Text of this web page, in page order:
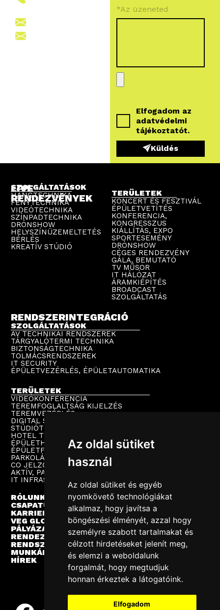
Az oldal sütiket
használ
Az oldal sütiket és egyéb
nyomkövető technológiákat
alkalmaz, hogy javítsa a
böngészési élményét, azzal hogy
személyre szabott tartalmakat és
célzott hirdetéseket jelenít meg,
és elemzi a weboldalunk
forgalmát, hogy megtudjuk
honnan érkeztek a látogatóink.
Elfogadom
*Az üzeneted
Elfogadom az
adatvédelmi
tájékoztatót.
Küldés
LIVE
RENDEZVÉNYEK
SZOLGÁLTATÁSOK
HANGTECHNIKA
FÉNYTECHNIKA
VIDEÓTECHNIKA
SZÍNPADTECHNIKA
DRÓNSHOW
HELYSZÍNÜZEMELTETÉS
BÉRLÉS
KREATÍV STÚDIÓ
TERÜLETEK
KONCERT ÉS FESZTIVÁL
ÉPÜLETVETÍTÉS
KONFERENCIA,
KONGRESSZUS
KIÁLLÍTÁS, EXPO
SPORTESEMÉNY
DRÓNSHOW
CÉGES RENDEZVÉNY
GÁLA, BEMUTATÓ
TV MŰSOR
IT HÁLÓZAT
ÁRAMKIÉPÍTÉS
BROADCAST
SZOLGÁLTATÁS
RENDSZERINTEGRÁCIÓ
SZOLGÁLTATÁSOK
AV TECHNIKAI RENDSZEREK
TÁRGYALÓTERMI TECHNIKA
BIZTONSÁGTECHNIKA
TOLMÁCSRENDSZEREK
IT SECURITY
ÉPÜLETVEZÉRLÉS, ÉPÜLETAUTOMATIKA
TERÜLETEK
VIDEÓKONFERENCIA
TEREMFOGLALTSÁG KIJELZÉS
TEREMVEZÉRLÉS
DIGITAL SIGNAGE
STÚDIÓTECHNIKA
HOTEL TV
ÉPÜLETHANGOSÍTÁS
ÉPÜLETFELÜGYELET
PARKOLÁSTECHNIKA
CO JELZŐRENDSZER
AKTÍV, PASSZÍV HÁLÓZAT
IT INFRASTRUKTÚRA
RÓLUNK
CSAPATUNK
KARRIER
VEG GLOBAL
PÁLYÁZATOK
RENDEZVÉNYEK
RENDSZERINTEGRÁCIÓ
MUNKÁINK
HÍREK